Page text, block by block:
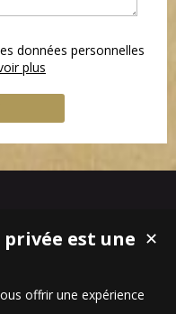
données personnelles
plus
✕
est une
offrir une expérience